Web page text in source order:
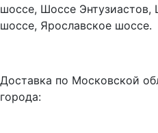
шоссе, Шоссе Энтузиастов,
шоссе, Ярославское шоссе.
Доставка по Московской
города: